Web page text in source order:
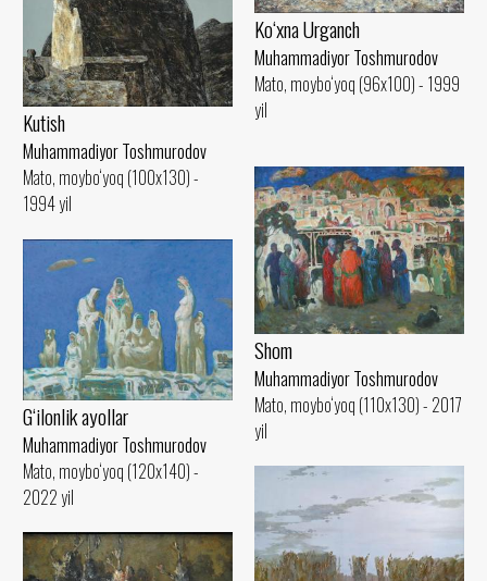
Ko‘xna Urganch
Muhammadiyor Toshmurodov
Mato, moybo‘yoq (96x100) - 1999
yil
Kutish
Muhammadiyor Toshmurodov
Mato, moybo‘yoq (100x130) -
1994 yil
Shom
Muhammadiyor Toshmurodov
Mato, moybo‘yoq (110x130) - 2017
yil
G‘ilonlik ayollar
Muhammadiyor Toshmurodov
Mato, moybo‘yoq (120x140) -
2022 yil